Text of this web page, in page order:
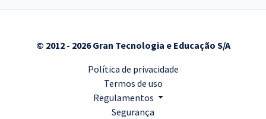
© 2012 - 2026 Gran Tecnologia e Educação S/A
Política de privacidade
Termos de uso
Regulamentos
Segurança